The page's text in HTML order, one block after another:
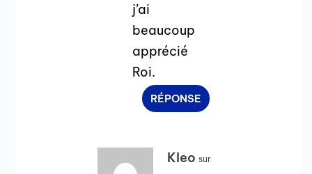
j’ai
beaucoup
apprécié
Roi.
RÉPONSE
Kleo sur